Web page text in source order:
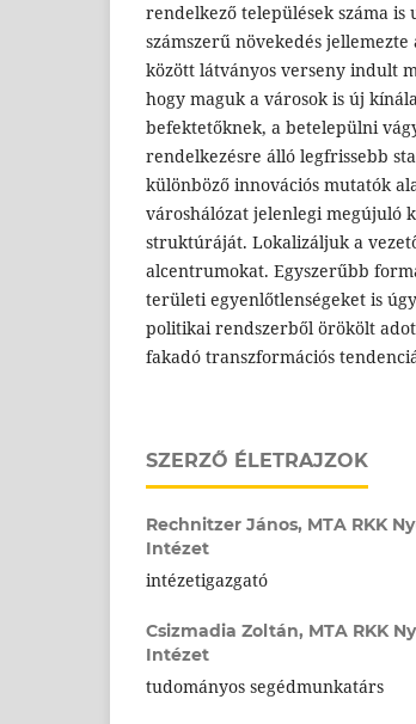
rendelkező települések száma is
számszerű növekedés
között látványos verseny indult
hogy maguk a városok is új
befektetőknek, a betelepülni
rendelkezésre álló legfrissebb
különböző innovációs mutatók
városhálózat jelenlegi megújuló
struktúráját. Lokalizáljuk a
alcentrumokat. Egyszerűbb
területi egyenlőtlenségeket is
politikai rendszerből örökölt
fakadó transzformációs
SZERZŐ ÉLETRAJZOK
Rechnitzer János, MTA RKK
Intézet
intézetigazgató
Csizmadia Zoltán, MTA RKK
Intézet
tudományos segédmunkatárs